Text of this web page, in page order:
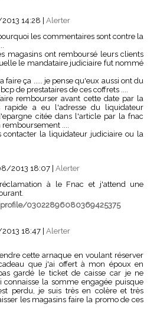
14:28
Alerter
les commentaires sont contre la
magasins ont remboursé leurs clients
le mandataire judiciaire fut nommé
faire ça ..... je pense qu'eux aussi ont du
de prestataires de ces coffrets ....
rembourser avant cette date par la
a eu l'adresse du liquidateur
citée dans l'article par la fnac
remboursement ....
contacter la liquidateur judiciaire ou la
2013 18:07 Alerter
à le Fnac et j'attend une
03022896080369425375
18:47 | Alerter
cette arnaque en voulant réserver
que j'ai offert à mon époux en
gardé le ticket de caisse car je ne
la somme engagée puisque
perdu, je suis très en colère et très
les magasins faire la promo de ces